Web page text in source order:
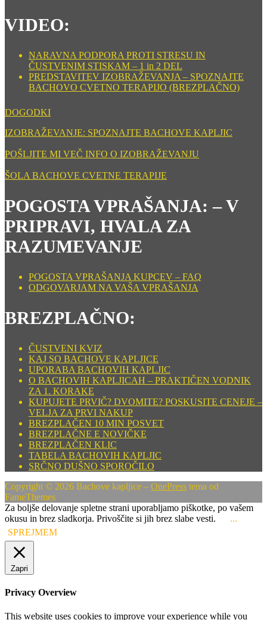
VIDEO:
NARAVNA PODPORA PROTI STRESU IN
ČUSTVENIM STISKAM – 1 in 2 DEL
PREDSTAVITEV IZOBRAŽEVANJA – SPOZNAJTE
BACHOVO CVETNO TERAPIJO (BREZPLAČNO)
DOGODKI
IZOBRAŽEVANJE: SPOZNAJTE BACHOVE KAPLJIC
POŠLJITE MI VEČ INFO O IZOBRAŽEVANJU
ŠOLA BACHOVE CVETNE TERAPIJE
POGOSTA VPRAŠANJA: – V
PRIPRAVI, HVALA ZA
RAZUMEVANJE
POGOSTA VPRAŠANJA KUPCEV – FAQ
ODGOVARJAM NA VAŠA VPRAŠANJA
BREZPLAČNO:
ČUSTVENI KVIZ
KAJ SO BACHOVE KAPLJICE
UPORABA BACHOVIH KAPLJIC
O BACHOVIH KAPLJICAH – PRAKTIČEN VODNIK
ZA 1. KORAKE
KUPUJETE PRVIČ? DVOMITE? POSKUSITE CENEJE –
VELJA ZA PRVI NAKUP
BREZPLAČEN 10 MIN POSVET
BREZPLAČNE E NOVIČKE
BREZPLAČEN KLIC
TABELA BACHOVIH KAPLJIC
SRČNO DUŠNO SPOROČILO
Copyright © 2026 Bachove kapljice – OnePress tema od
FameThemes
Za boljše delovanje spletne strani uporabljamo piškotke, po vašem
okusu in brez sladkorja. Privoščite si jih brez slabe vesti.
...
SPREJMEM
Zapri
Privacy Overview
This website uses cookies to improve your experience while you